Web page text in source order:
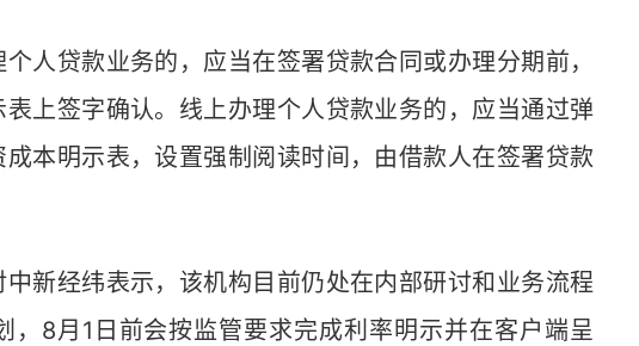
贷款业务的，应当在签署贷款合同或办理分期前，
上签字确认。线上办理个人贷款业务的，应当通过弹
本明示表，设置强制阅读时间，由借款人在签署贷款
经纬表示，该机构目前仍处在内部研讨和业务流程
，8月1日前会按监管要求完成利率明示并在客户端呈